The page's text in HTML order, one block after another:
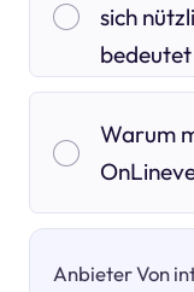
sich
Warum
Anbieter Von